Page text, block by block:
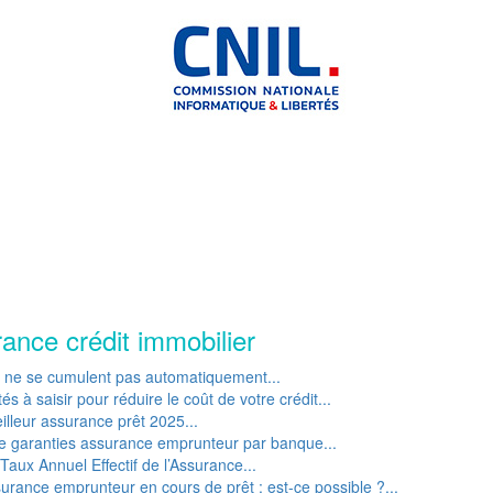
crédit immobilier
ne se cumulent pas automatiquement...
à saisir pour réduire le coût de votre crédit...
assurance prêt 2025...
garanties assurance emprunteur par banque...
Annuel Effectif de l’Assurance...
emprunteur en cours de prêt : est-ce possible ?...